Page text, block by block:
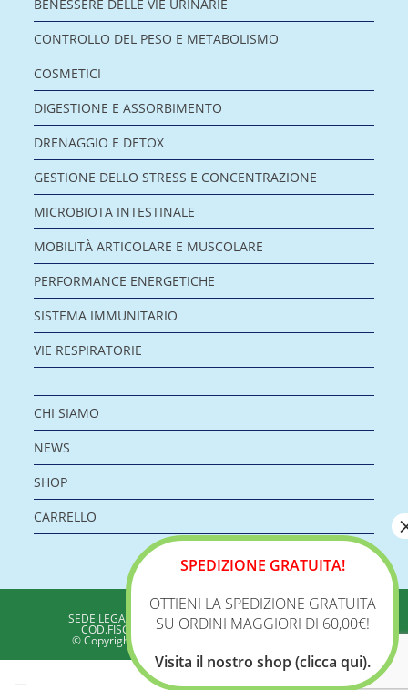
BENESSERE DELLE VIE URINARIE
CONTROLLO DEL PESO E METABOLISMO
COSMETICI
DIGESTIONE E ASSORBIMENTO
DRENAGGIO E DETOX
GESTIONE DELLO STRESS E CONCENTRAZIONE
MICROBIOTA INTESTINALE
MOBILITÀ ARTICOLARE E MUSCOLARE
PERFORMANCE ENERGETICHE
SISTEMA IMMUNITARIO
VIE RESPIRATORIE
CHI SIAMO
NEWS
SHOP
CARRELLO
BIOLOGICA S.R.L.
SEDE LEGALE: VIA DELLA ZECCA 1 – 40100 BOLOGNA
COD.FISC./P.IVA: 04198960371 - REA: BO 353313
© Copyright 2020 - Biologica – Integratori Alimentari
SPEDIZIONE GRATUITA!
OTTIENI LA SPEDIZIONE GRATUITA
SU ORDINI MAGGIORI DI 60,00€!
Visita il nostro shop (clicca qui).